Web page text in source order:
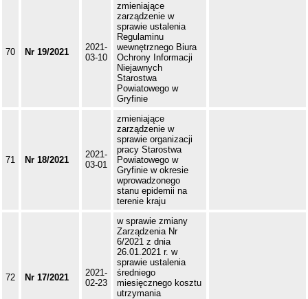
70 Nr 19/2021
2021-
03-10
zmieniające
zarządzenie w
sprawie ustalenia
Regulaminu
wewnętrznego Biura
Ochrony Informacji
Niejawnych
Starostwa
Powiatowego w
Gryfinie
71 Nr 18/2021
2021-
03-01
zmieniające
zarządzenie w
sprawie organizacji
pracy Starostwa
Powiatowego w
Gryfinie w okresie
wprowadzonego
stanu epidemii na
terenie kraju
72 Nr 17/2021
2021-
02-23
w sprawie zmiany
Zarządzenia Nr
6/2021 z dnia
26.01.2021 r. w
sprawie ustalenia
średniego
miesięcznego kosztu
utrzymania